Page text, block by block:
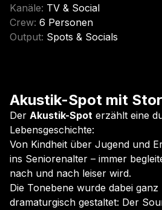
Kanäle: TV & Social
Crew: 6 Personen
Output: Spots & Socials
Akustik-Spot mit
Der Akustik-Spot erzählt eine
Lebensgeschichte:
Von Kindheit über Jugend und
ins Seniorenalter – immer
nach und nach leiser wird.
Die Tonebene wurde dabei ganz
dramaturgisch gestaltet: Der